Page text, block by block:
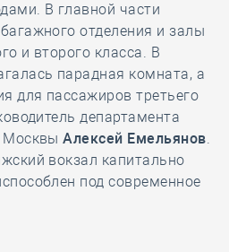
В главной части
отделения и залы
и второго класса. В
парадная комната, а
для пассажиров третьего
департамента
МосквыАлексей Емельянов.
вокзал капитально
под современное